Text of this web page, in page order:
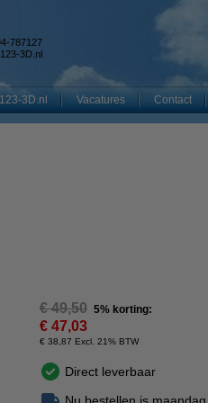
787127
3D.nl
3D.nl Vacatures Contact
€ 49,50 5% korting:
€ 47,03
€ 38,87 Excl. 21% BTW
Direct leverbaar